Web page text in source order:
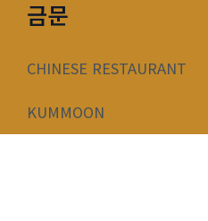
너
금문
CHINESE RESTAURANT
KUMMOON